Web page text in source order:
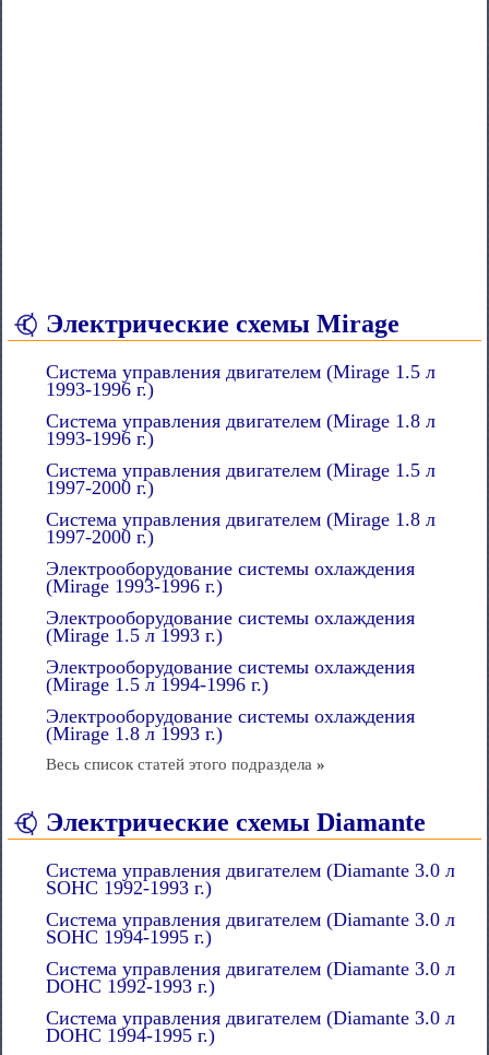
Электрические схемы Mirage
Система управления двигателем (Mirage 1.5 л
1993-1996 г.)
Система управления двигателем (Mirage 1.8 л
1993-1996 г.)
Система управления двигателем (Mirage 1.5 л
1997-2000 г.)
Система управления двигателем (Mirage 1.8 л
1997-2000 г.)
Электрооборудование системы охлаждения
(Mirage 1993-1996 г.)
Электрооборудование системы охлаждения
(Mirage 1.5 л 1993 г.)
Электрооборудование системы охлаждения
(Mirage 1.5 л 1994-1996 г.)
Электрооборудование системы охлаждения
(Mirage 1.8 л 1993 г.)
Весь список статей этого подраздела »
Электрические схемы Diamante
Система управления двигателем (Diamante 3.0 л
SOHC 1992-1993 г.)
Система управления двигателем (Diamante 3.0 л
SOHC 1994-1995 г.)
Система управления двигателем (Diamante 3.0 л
DOHC 1992-1993 г.)
Система управления двигателем (Diamante 3.0 л
DOHC 1994-1995 г.)